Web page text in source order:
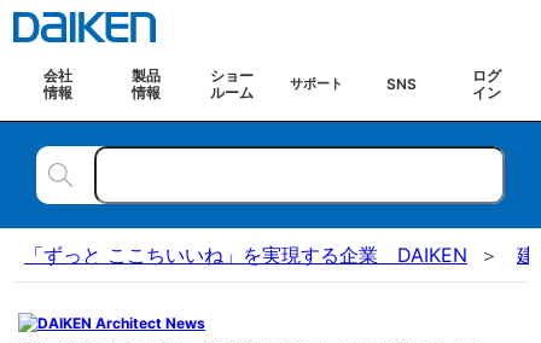
会社
情報
製品
情報
ショー
ルーム
サポート SNS
ログ
イン
「ずっと ここちいいね」を実現する企業 DAIKEN 建